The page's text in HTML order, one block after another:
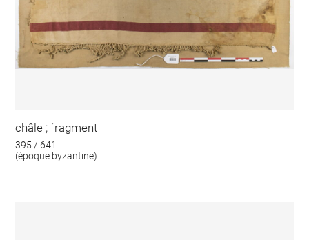
châle ; fragment
395 / 641
(époque byzantine)